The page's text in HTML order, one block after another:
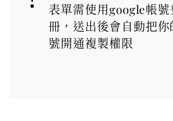
表單需使用google帳
冊，送出後會自動把
號開通複製權限